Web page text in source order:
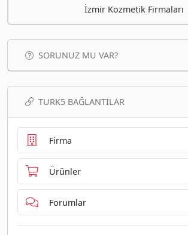
İzmir Kozmetik Firmaları
SORUNUZ MU VAR?
TURK5 BAĞLANTILAR
Firma
Ürünler
Forumlar